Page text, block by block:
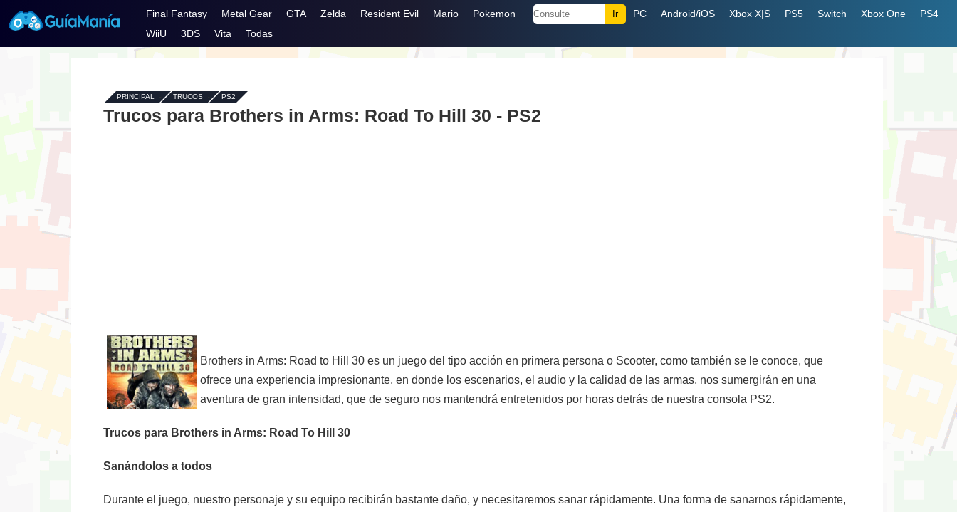
Final Fantasy Metal Gear GTA Zelda Resident Evil Mario Pokemon PC Android/iOS Xbox X|S PS5 Switch Xbox One
PS4
WiiU
3DS Vita Todas
PRINCIPAL - TRUCOS- PS2
Trucos para Brothers in Arms: Road To Hill 30 - PS2
Brothers in Arms: Road to Hill 30 es un juego del tipo acción en primera persona o Scooter, como también se le conoce, que
ofrece una experiencia impresionante, en donde los escenarios, el audio y la calidad de las armas, nos sumergirán en una
aventura de gran intensidad, que de seguro nos mantendrá entretenidos por horas detrás de nuestra consola PS2.
Trucos para Brothers in Arms: Road To Hill 30
Sanándolos a todos
Durante el juego, nuestro personaje y su equipo recibirán bastante daño, y necesitaremos sanar rápidamente. Una forma de sanarnos rápidamente,